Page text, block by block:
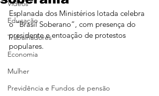
Vídeos
Educação
Trabalhadores
Economia
Mulher
Previdência e Fundos de pensão
Esplanada dos Ministérios lotada celebra
o “Brasil Soberano”, com presença do
presidente e entoação de protestos
populares.